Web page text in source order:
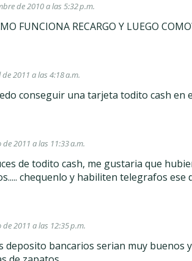
de 2010 a las 5:32 p.m.
FUNCIONA RECARGO Y LUEGO
2011 a las 4:18 a.m.
conseguir una tarjeta todito cash en
2011 a las 11:33 a.m.
de todito cash, me gustaria que
chequenlo y habiliten telegrafos ese
de 2011 a las 12:35 p.m.
deposito bancarios serian muy buenos